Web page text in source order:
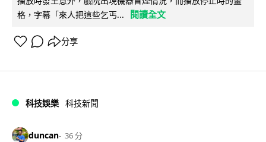
格，字幕「來人把這些乞丐...
閱讀全文
分享
科技娛樂 科技新聞
duncan 36 分